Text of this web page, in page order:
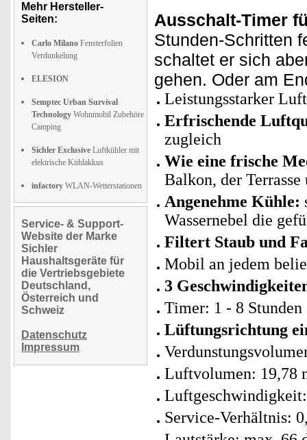
Mehr Hersteller-
Seiten:
Carlo Milano Fensterfolien
Verdunkelung
ELESION
Semptec Urban Survival
Technology Wohnmobil Zubehöre
Camping
Sichler Exclusive Luftkühler mit
elektrische Kühlakkus
infactory WLAN-Wetterstationen
Service- & Support-
Website der Marke
Sichler
Haushaltsgeräte für
die Vertriebsgebiete
Deutschland,
Österreich und
Schweiz
Datenschutz
Impressum
Ausschalt-Timer
Stunden-Schritten
schaltet er sich
gehen. Oder am
Leistungsstarker
Erfrischende
zugleich
Wie eine frische
Balkon, der Terrasse
Angenehme Kühle:
Wassernebel die
Filtert Staub und
Mobil an jedem
3
Timer: 1 - 8
Lüftungsrichtung
Luftvolumen: 19,78
Service-Verhältnis: